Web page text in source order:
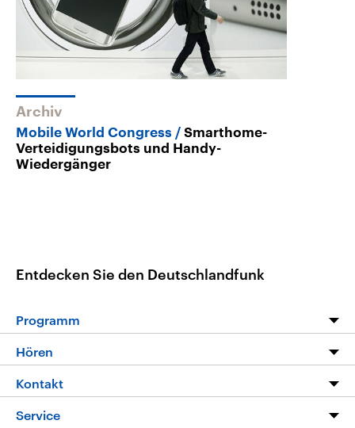
Archiv
Mobile World Congress
Smarthome-
Verteidigungsbots und Handy-
Wiedergänger
Entdecken Sie den Deutschlandfunk
Programm
Programm
Die Nachrichten
Nachrichtenleicht
Hören
Livestream
Kontakt
Hörerservice
Service